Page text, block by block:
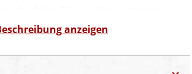
Nektar der Blüten ungarischer
seiner unaufdringlichen, feinen Würze
anzeigen